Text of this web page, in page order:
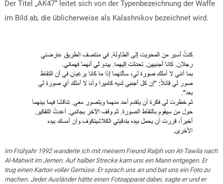
Der Titel „AK47“ leitet sich von der Typenbezeichnung der Waffe
im Bild ab, die üblicherweise als Kalashnikov bezeichnet wird.
Im Frühjahr 1992 wanderte ich mit meinem Freund Ralph von At-Tawila nach
Al-Mahwit im Jemen. Auf halber Strecke kam uns ein Mann entgegen. Er
trug einen Karton voller Gemüse. Er sprach uns an und bat uns ein Foto zu
machen. Jeder Ausländer hätte einen Fotoapparat dabei, sagte er und er